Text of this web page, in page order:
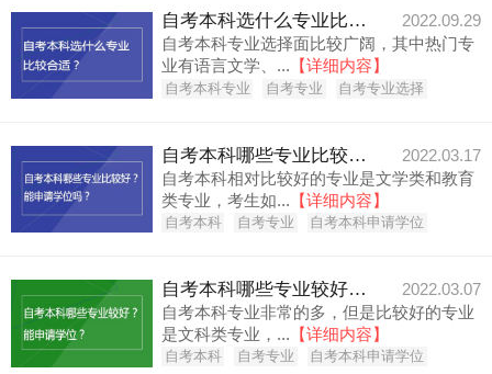
自考本科选什么专业比较合适？
2022.09.29
自考本科专业选择面比较广阔，其中热门专
业有语言文学、... 【详细内容】
自考本科专业 自考专业 自考专业选择
自考本科哪些专业比较好？能申请学位吗？
2022.03.17
自考本科相对比较好的专业是文学类和教育
类专业，考生如... 【详细内容】
自考本科 自考专业 自考本科申请学位
自考本科哪些专业较好？能申请学位？
2022.03.07
自考本科专业非常的多，但是比较好的专业
是文科类专业，... 【详细内容】
自考本科 自考专业 自考本科申请学位